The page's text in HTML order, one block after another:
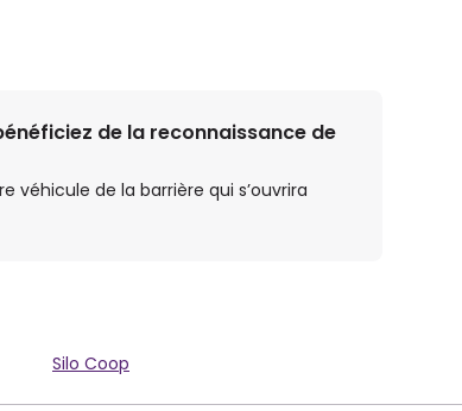
de la reconnaissance de
véhicule de la barrière qui s’ouvrira
Silo Coop